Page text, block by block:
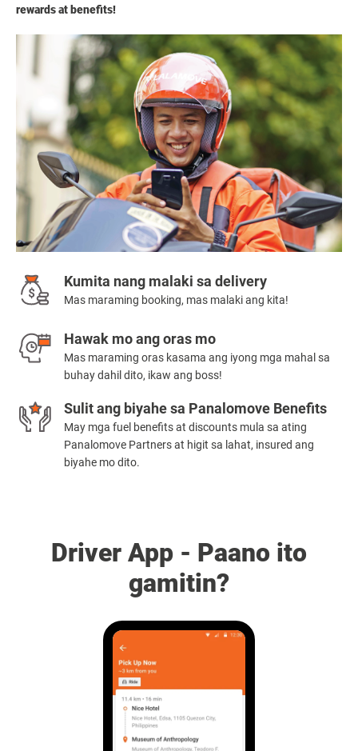
rewards at benefits!
Kumita nang malaki sa delivery
Mas maraming booking, mas malaki ang kita!
Hawak mo ang oras mo
Mas maraming oras kasama ang iyong mga mahal sa
buhay dahil dito, ikaw ang boss!
Sulit ang biyahe sa Panalomove Benefits
May mga fuel benefits at discounts mula sa ating
Panalomove Partners at higit sa lahat, insured ang
biyahe mo dito.
Driver App - Paano ito
gamitin?